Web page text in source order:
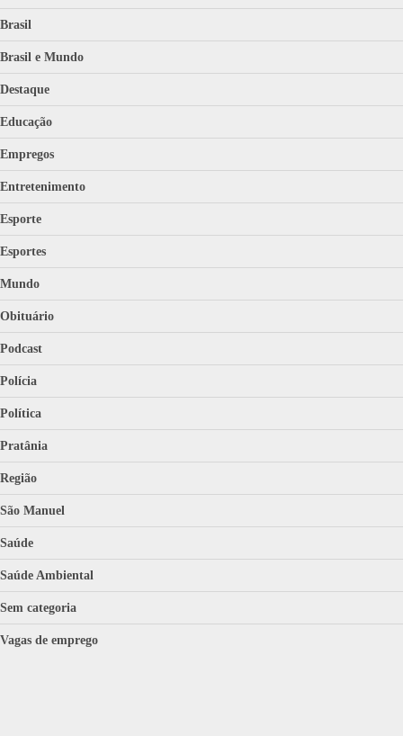
Brasil
Brasil e Mundo
Destaque
Educação
Empregos
Entretenimento
Esporte
Esportes
Mundo
Obituário
Podcast
Polícia
Política
Pratânia
Região
São Manuel
Saúde
Saúde Ambiental
Sem categoria
Vagas de emprego